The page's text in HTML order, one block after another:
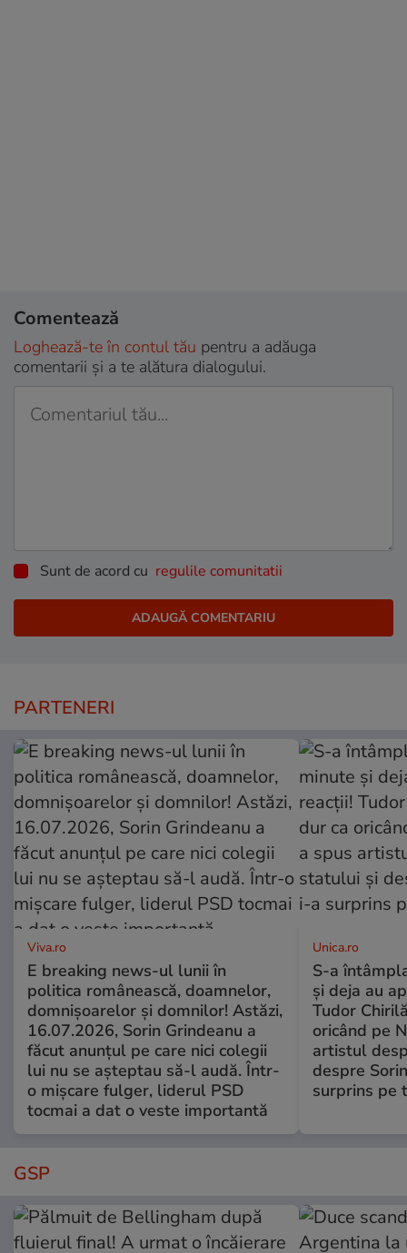
Comentează
Loghează-te în contul tău pentru a adăuga
comentarii și a te alătura dialogului.
Sunt de acord cu regulile comunitatii
PARTENERI
Viva.ro
E breaking news-ul lunii în
politica românească, doamnelor,
domnișoarelor și domnilor! Astăzi,
16.07.2026, Sorin Grindeanu a
făcut anunțul pe care nici colegii
lui nu se așteptau să-l audă. Într-
o mișcare fulger, liderul PSD
tocmai a dat o veste importantă
Unica.ro
S-a
și deja au
Tudor
oricând pe
artistul
despre
surprins pe
GSP